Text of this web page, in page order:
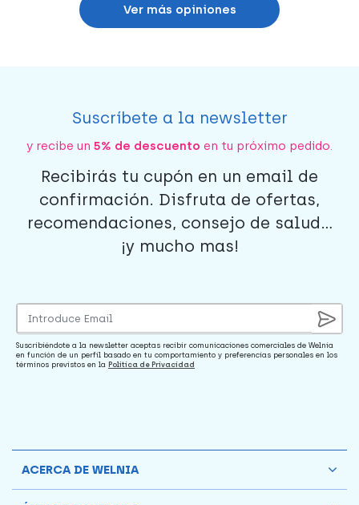
Ver más opiniones
Suscríbete a la newsletter
y recibe un 5% de descuento en tu próximo pedido.
Recibirás tu cupón en un email de
confirmación. Disfruta de ofertas,
recomendaciones, consejo de salud...
¡y mucho mas!
Suscribiéndote a la newsletter aceptas recibir comunicaciones comerciales de Welnia
en función de un perfil basado en tu comportamiento y preferencias personales en los
términos previstos en la Política de Privacidad
ACERCA DE WELNIA